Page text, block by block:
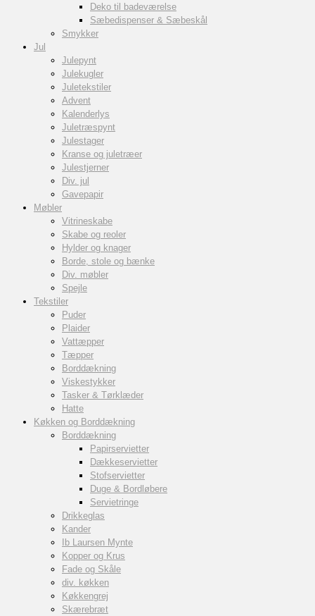
Deko til badeværelse
Sæbedispenser & Sæbeskål
Smykker
Jul
Julepynt
Julekugler
Juletekstiler
Advent
Kalenderlys
Juletræspynt
Julestager
Kranse og juletræer
Julestjerner
Div. jul
Gavepapir
Møbler
Vitrineskabe
Skabe og reoler
Hylder og knager
Borde, stole og bænke
Div. møbler
Spejle
Tekstiler
Puder
Plaider
Vattæpper
Tæpper
Borddækning
Viskestykker
Tasker & Tørklæder
Hatte
Køkken og Borddækning
Borddækning
Papirservietter
Dækkeservietter
Stofservietter
Duge & Bordløbere
Servietringe
Drikkeglas
Kander
Ib Laursen Mynte
Kopper og Krus
Fade og Skåle
div. køkken
Køkkengrej
Skærebræt